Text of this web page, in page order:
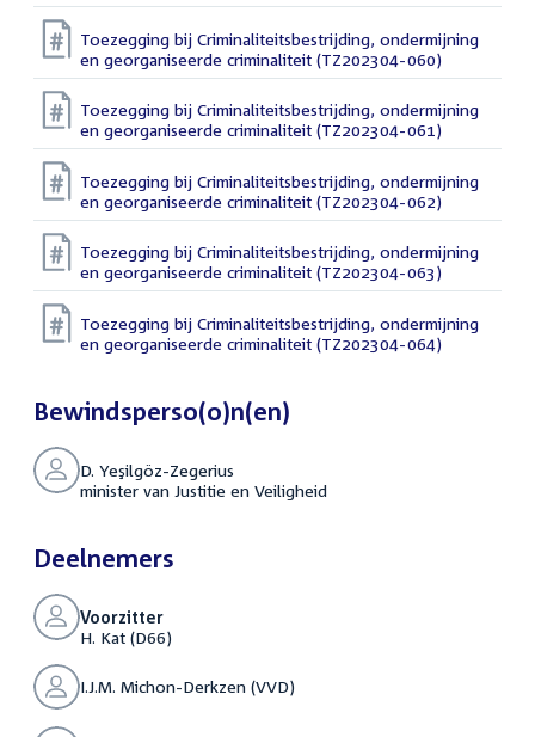
Toezegging bij Criminaliteitsbestrijding, ondermijning
en georganiseerde criminaliteit (TZ202304-060)
Toezegging bij Criminaliteitsbestrijding, ondermijning
en georganiseerde criminaliteit (TZ202304-061)
Toezegging bij Criminaliteitsbestrijding, ondermijning
en georganiseerde criminaliteit (TZ202304-062)
Toezegging bij Criminaliteitsbestrijding, ondermijning
en georganiseerde criminaliteit (TZ202304-063)
Toezegging bij Criminaliteitsbestrijding, ondermijning
en georganiseerde criminaliteit (TZ202304-064)
Bewindsperso(o)n(en)
D. Yeşilgöz-Zegerius
minister van Justitie en Veiligheid
Deelnemers
Voorzitter
H. Kat (D66)
I.J.M. Michon-Derkzen (VVD)